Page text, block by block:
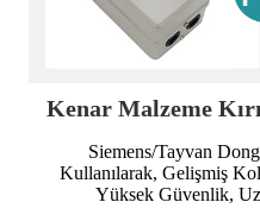
Kenar Malzeme
Siemens/Tayvan
Kullanılarak, Gelişmiş
Yüksek Güvenlik,